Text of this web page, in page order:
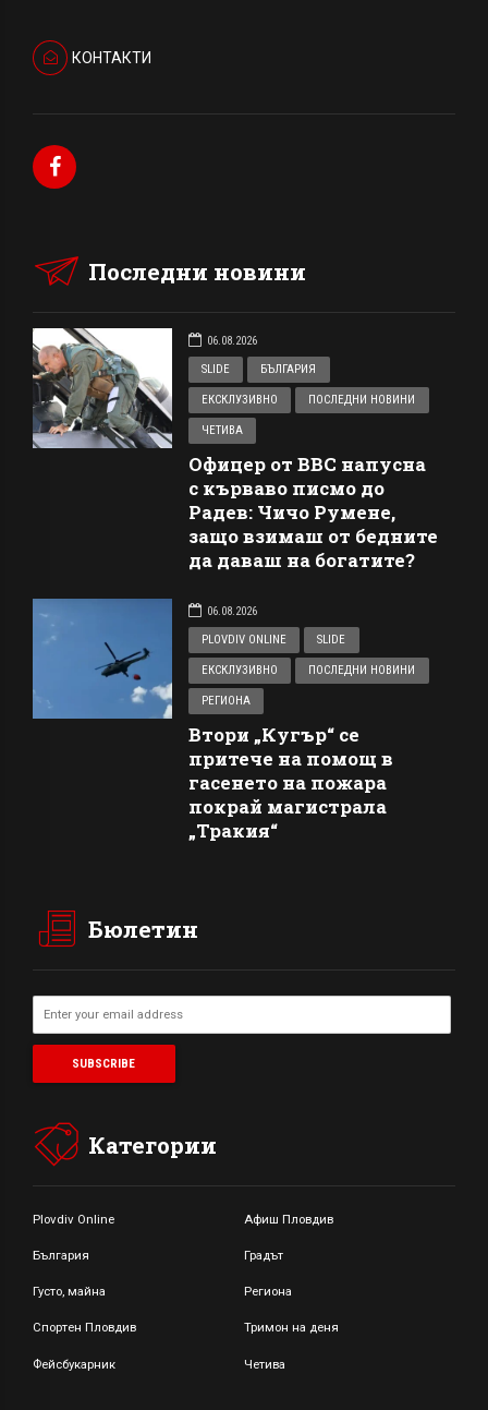
КОНТАКТИ
Последни новини
06.08.2026
SLIDE
БЪЛГАРИЯ
ЕКСКЛУЗИВНО ПОСЛЕДНИ НОВИНИ
ЧЕТИВА
Офицер от ВВС напусна
с кърваво писмо до
Радев: Чичо Румене,
защо взимаш от бедните
да даваш на богатите?
06.08.2026
PLOVDIV ONLINE
SLIDE
ЕКСКЛУЗИВНО ПОСЛЕДНИ НОВИНИ
РЕГИОНА
Втори „Кугър“ се
притече на помощ в
гасенето на пожара
покрай магистрала
„Тракия“
Бюлетин
Категории
Plovdiv Online Афиш Пловдив
България Градът
Густо, майна Региона
Спортен Пловдив Тримон на деня
Фейсбукарник Четива